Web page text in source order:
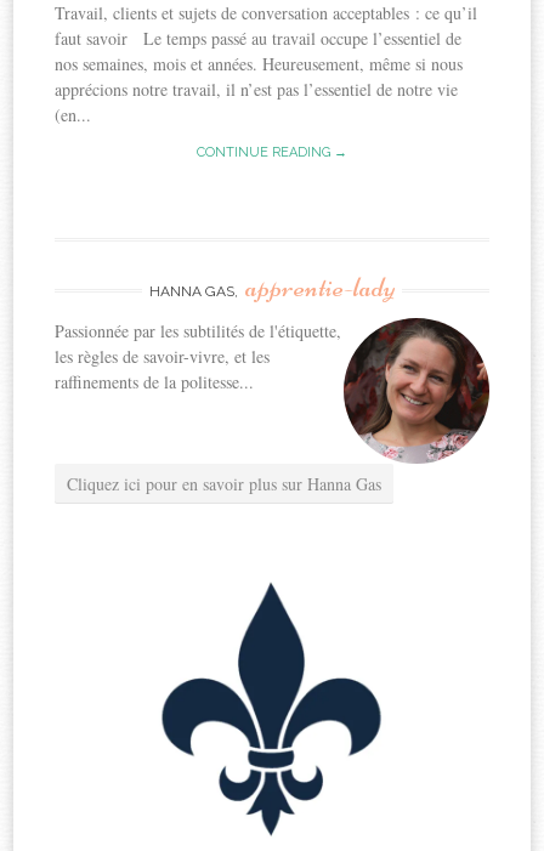
Travail, clients et sujets de conversation acceptables : ce qu’il
faut savoir Le temps passé au travail occupe l’essentiel de
nos semaines, mois et années. Heureusement, même si nous
apprécions notre travail, il n’est pas l’essentiel de notre vie
(en...
CONTINUE READING →
HANNA GAS, apprentie-lady
Passionnée par les subtilités de l'étiquette,
les règles de savoir-vivre, et les
raffinements de la politesse...
Cliquez ici pour en savoir plus sur Hanna Gas